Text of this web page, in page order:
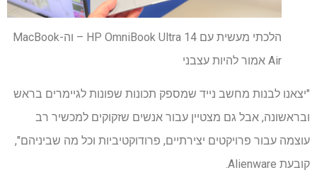
הלכתי מעשית עם HP OmniBook Ultra 14 – וה-MacBook
Air אמור להיות עצבני
"יצאנו לבנות מחשב נייד שמספק תכונות שפונות לגיימרים בראש
ובראשונה, אבל גם מצטיין עבור אנשים שזקוקים למכשיר רב
עוצמה עבור פרויקטים יצירתיים, פרודוקטיביות וכל מה שביניהם",
קובעת Alienware.